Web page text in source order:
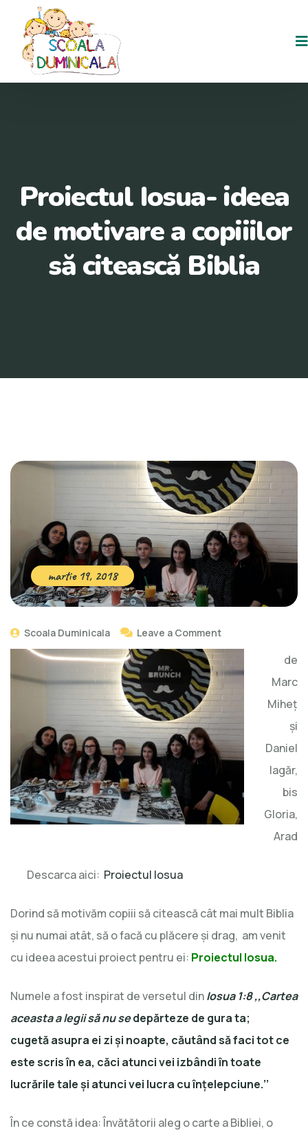
Proiectul Iosua- ideea
de motivare a copiiilor
să citească Biblia
martie 19, 2018
Scoala Duminicala Leave a Comment
de
Marc
Miheţ
şi
Daniel
Iagăr,
bis
Gloria,
Arad
Descarca aici: Proiectul Iosua
Dorind să motivăm copiii să citească cât mai mult Biblia
şi nu numai atât, să o facă cu plăcere şi drag, am venit
cu ideea acestui proiect pentru ei: Proiectul Iosua.
Numele a fost inspirat de versetul dinIosua 1:8 ,,Cartea
aceasta a legii să nu sedepărteze de gura ta;
cugetă asupra ei zi şi noapte, căutând să faci tot ce
este scris în ea, căci atunci vei izbândi în toate
lucrările tale şi atunci vei lucra cu înţelepciune.’’
În ce constă idea: Învătătorii aleg o carte a Bibliei, o